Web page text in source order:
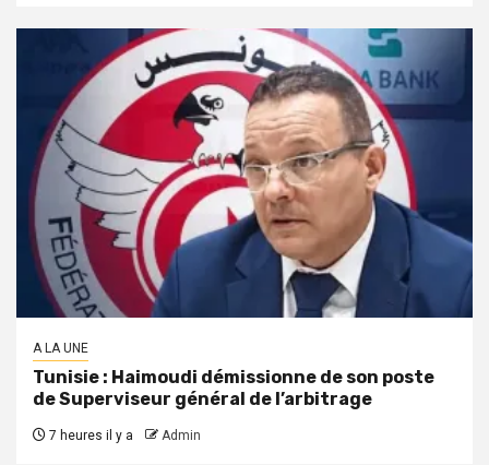
A LA UNE
Tunisie : Haimoudi démissionne de son poste
de Superviseur général de l’arbitrage
7 heures il y a Admin